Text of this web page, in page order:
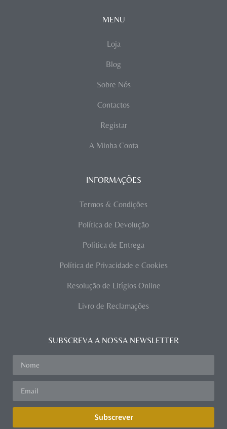
MENU
Loja
Blog
Sobre Nós
Contactos
Registar
A Minha Conta
INFORMAÇÕES
Termos & Condições
Política de Devolução
Política de Entrega
Política de Privacidade e Cookies
Resolução de Litígios Online
Livro de Reclamações
SUBSCREVA A NOSSA NEWSLETTER
Subscrever